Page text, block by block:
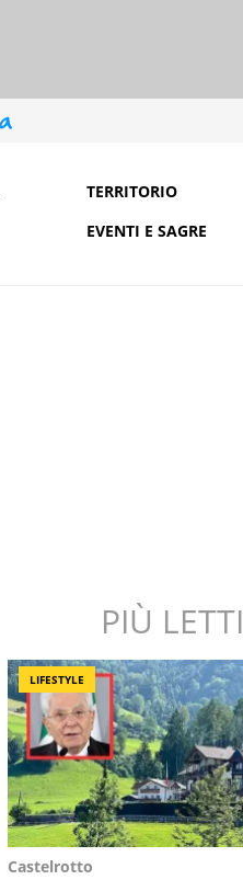
TERRITORIO
EVENTI E SAGRE
PIÙ LETTI
LIFESTYLE
Castelrotto